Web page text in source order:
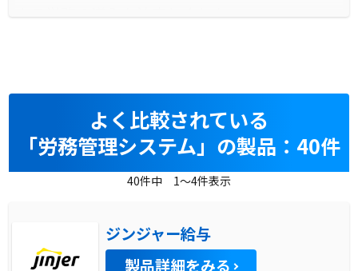
雇用形態や職種ごとに異なる入社手続きが煩雑
で、本社人事の負荷が大きく、業務効率化が求
められていました。
導入前の課題に対する解決策
雇用形態や職種に応じた手続きを自動化し、業
務負荷を軽減しました。
よく比較されている
「労務管理システム」の製品：40件
40件中 1～4件表示
ジンジャー給与
製品詳細をみる